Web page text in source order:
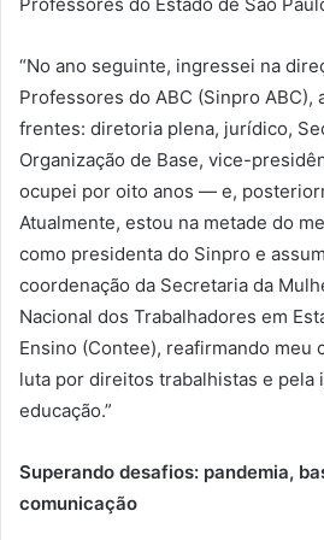
“No ano seguinte, ingressei na
Professores do ABC (Sinpro ABC),
frentes: diretoria plena, jurídico,
Organização de Base, vice-
ocupei por oito anos — e,
Atualmente, estou na metade do
como presidenta do Sinpro e
coordenação da Secretaria da
Nacional dos Trabalhadores em
Ensino (Contee), reafirmando meu
luta por direitos trabalhistas e pela
educação.”
Superando desafios: pandemia,
comunicação